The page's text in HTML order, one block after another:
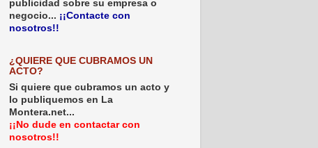
publicidad sobre su empresa o
negocio... ¡¡Contacte con
nosotros!!
¿QUIERE QUE CUBRAMOS UN
ACTO?
Si quiere que cubramos un acto y
lo publiquemos en La
Montera.net...
¡¡No dude en contactar con
nosotros!!